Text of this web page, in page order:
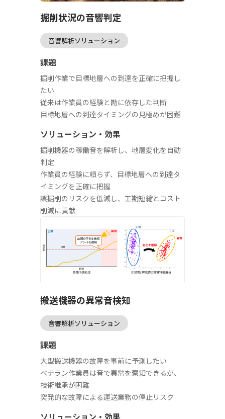
掘削状況の音響判定
音響解析ソリューション
課題
掘削作業で目標地層への到達を正確に把握し
たい
従来は作業員の経験と勘に依存した判断
目標地層への到達タイミングの見極めが困難
ソリューション・効果
掘削機器の稼働音を解析し、地層変化を自動
判定
作業員の経験に頼らず、目標地層への到達タ
イミングを正確に把握
誤掘削のリスクを低減し、工期短縮とコスト
削減に貢献
搬送機器の異常音検知
音響解析ソリューション
課題
大型搬送機器の故障を事前に予測したい
ベテラン作業員は音で異常を察知できるが、
技術継承が困難
突発的な故障による運送業務の停止リスク
ソリューション・効果